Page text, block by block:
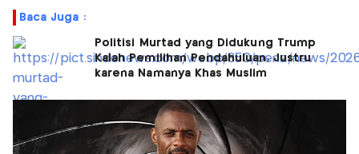
Baca Juga :
Politisi Murtad yang Didukung Trump
Kalah Pemilihan Pendahuluan, Justru
karena Namanya Khas Muslim